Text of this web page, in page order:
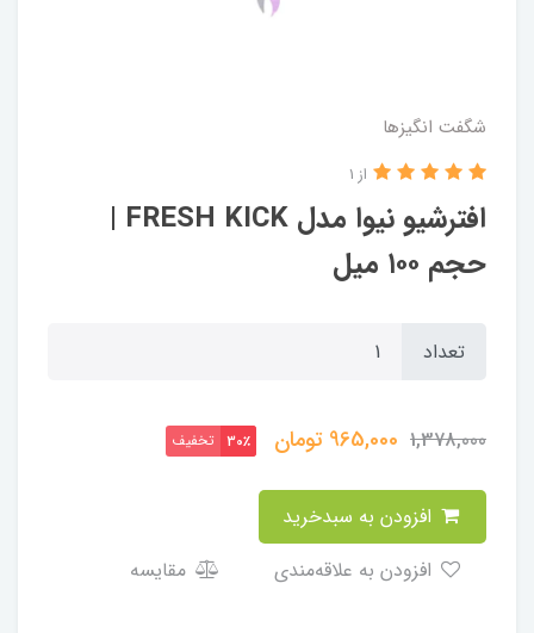
شگفت انگيزها
افترشیو نیوا مدل FRESH KICK |
حجم ۱۰۰ میل
از 1
تعداد
1,378,000
965,000 تومان 30٪ تخفیف
مقایسه